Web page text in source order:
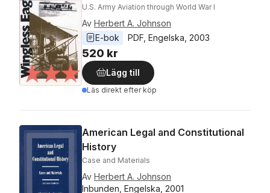
U.S. Army Aviation through World War I
Av Herbert A. Johnson
E-bok
PDF Engelska 2003
520 kr
Lägg till
Läs direkt efter köp
American Legal and Constitutional
History
Case and Materials
Av Herbert A. Johnson
Inbunden, Engelska, 2001